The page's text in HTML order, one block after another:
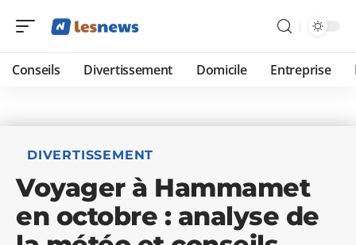
Conseils Divertissement Domicile Entreprise
DIVERTISSEMENT
Voyager à Hammamet
en octobre : analyse de